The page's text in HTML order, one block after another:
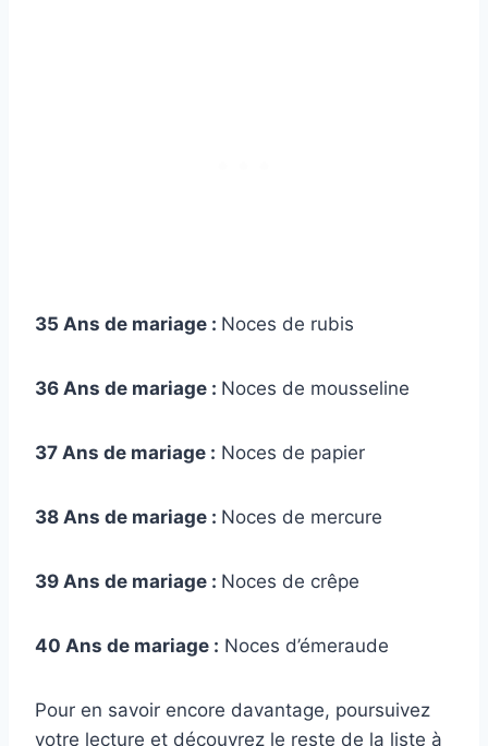
35 Ans de mariage : Noces de rubis
36 Ans de mariage : Noces de mousseline
37 Ans de mariage : Noces de papier
38 Ans de mariage : Noces de mercure
39 Ans de mariage : Noces de crêpe
40 Ans de mariage : Noces d’émeraude
Pour en savoir encore davantage, poursuivez
votre lecture et découvrez le reste de la liste à